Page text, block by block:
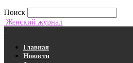
Поиск
Женский журнал
Главная
Новости